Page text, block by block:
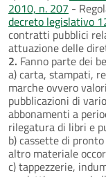
2010, n. 207 -
decreto legislativo
contratti pubblici
attuazione delle
2. Fanno parte dei
a) carta, stampati,
marche ovvero
pubblicazioni di
abbonamenti a
rilegatura di libri e
b) cassette di
altro materiale
c) tappezzerie,